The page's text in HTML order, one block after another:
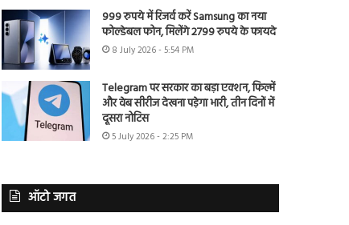
999 रुपये में रिजर्व करें Samsung का नया
फोल्डेबल फोन, मिलेंगे 2799 रुपये के फायदे
8 July 2026 - 5:54 PM
Telegram पर सरकार का बड़ा एक्शन, फिल्में
और वेब सीरीज देखना पड़ेगा भारी, तीन दिनों में
दूसरा नोटिस
5 July 2026 - 2:25 PM
ऑटो जगत